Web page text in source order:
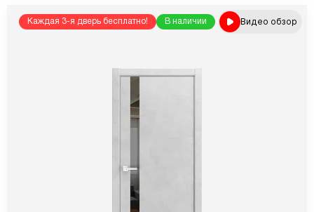
Каждая 3-я дверь бесплатно! В наличии Видео обзор